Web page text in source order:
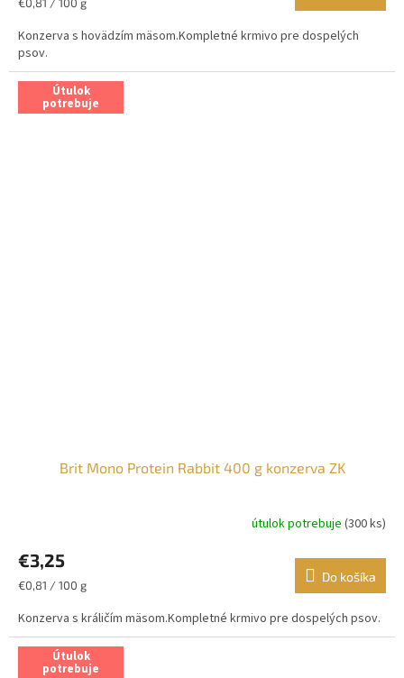
Konzerva s hovädzím mäsom.Kompletné krmivo pre dospelých
psov.
Útulok
potrebuje
Brit Mono Protein Rabbit 400 g konzerva ZK
útulok potrebuje (300 ks)
€3,25
Jednotková
€0,81 / 100 g
Do košíka
Konzerva s králičím mäsom.Kompletné krmivo pre dospelých psov.
Útulok
potrebuje